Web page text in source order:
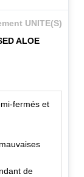
UNITE(S)
ALOE
fermés et
de